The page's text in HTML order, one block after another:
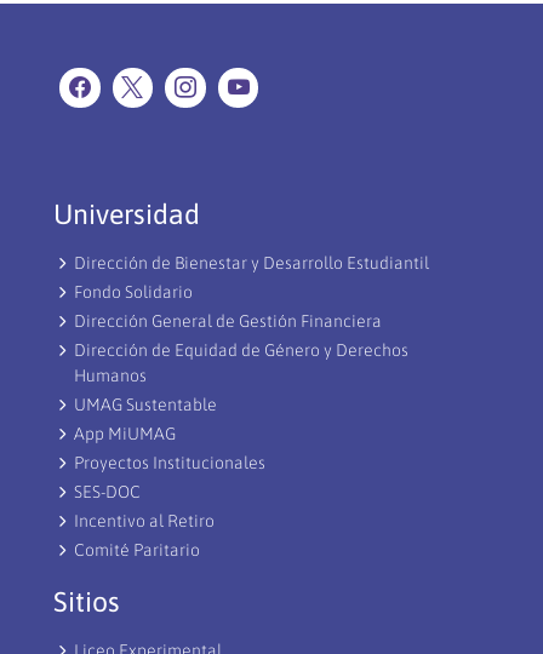
Universidad
Dirección de Bienestar y Desarrollo Estudiantil
Fondo Solidario
Dirección General de Gestión Financiera
Dirección de Equidad de Género y Derechos
Humanos
UMAG Sustentable
App MiUMAG
Proyectos Institucionales
SES-DOC
Incentivo al Retiro
Comité Paritario
Sitios